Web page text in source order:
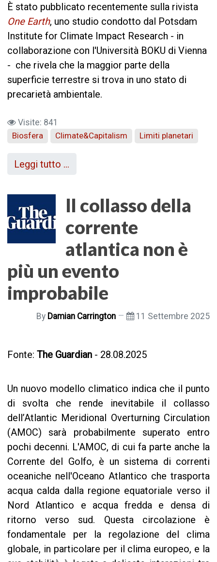
È stato pubblicato recentemente sulla rivista
One Earth, uno studio condotto dal Potsdam
Institute for Climate Impact Research - in
collaborazione con l'Università BOKU di Vienna
- che rivela che la maggior parte della
superficie terrestre si trova in uno stato di
precarietà ambientale.
Visite: 841
Biosfera
Climate&Capitalism Limiti planetari
Leggi tutto …
Il collasso della
corrente
atlantica non è
più un evento
improbabile
By Damian Carrington 11 Settembre 2025
Fonte: The Guardian - 28.08.2025
Un nuovo modello climatico indica che il punto
di svolta che rende inevitabile il collasso
dell’Atlantic Meridional Overturning Circulation
(AMOC) sarà probabilmente superato entro
pochi decenni. L'AMOC, di cui fa parte anche la
Corrente del Golfo, è un sistema di correnti
oceaniche nell'Oceano Atlantico che trasporta
acqua calda dalla regione equatoriale verso il
Nord Atlantico e acqua fredda e densa di
ritorno verso sud. Questa circolazione è
fondamentale per la regolazione del clima
globale, in particolare per il clima europeo, e la